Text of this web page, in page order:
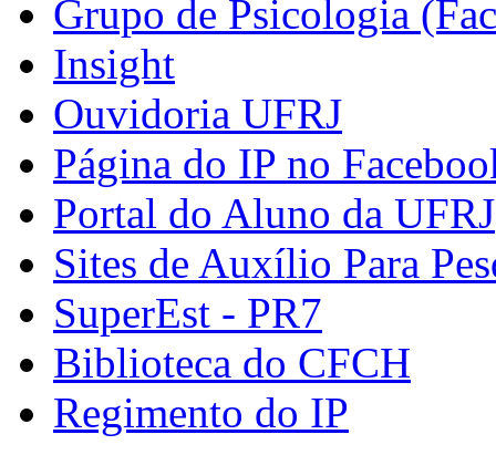
Grupo de Psicologia
Insight
Ouvidoria UFRJ
Página do IP no
Portal do Aluno da UFRJ
Sites de Auxílio Para
SuperEst - PR7
Biblioteca do CFCH
Regimento do IP